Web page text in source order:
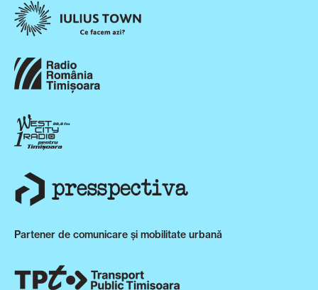
Partener de comunicare și mobilitate urbană